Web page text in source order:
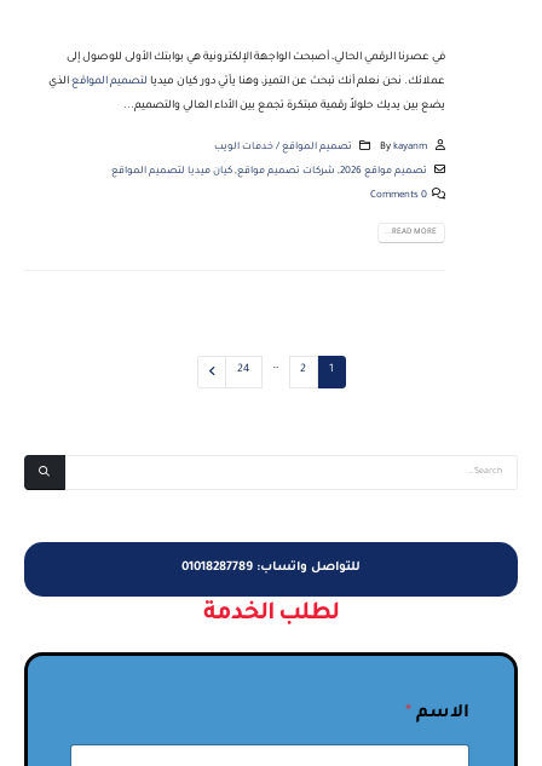
في عصرنا الرقمي الحالي، أصبحت الواجهة الإلكترونية هي بوابتك الأولى للوصول إلى
عملائك. نحن نعلم أنك تبحث عن التميز، وهنا يأتي دور كيان ميديا لتصميم المواقع الذي
يضع بين يديك حلولاً رقمية مبتكرة تجمع بين الأداء العالي والتصميم...
By kayanm تصميم المواقع / خدمات الويب
تصميم مواقع 2026 , شركات تصميم مواقع, كيان ميديا لتصميم المواقع
0 Comments
READ MORE...
1
2
…
24
للتواصل واتساب: 01018287789
لطلب الخدمة
الاسم *